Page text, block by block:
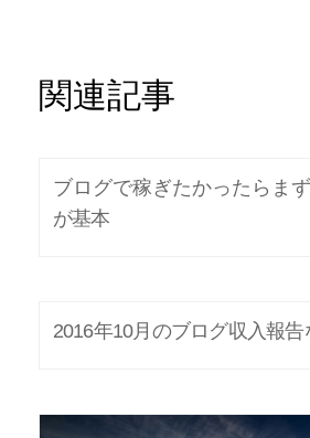
関連記事
ブログで稼ぎたかったらま
が基本
2016年10月のブログ収入報告